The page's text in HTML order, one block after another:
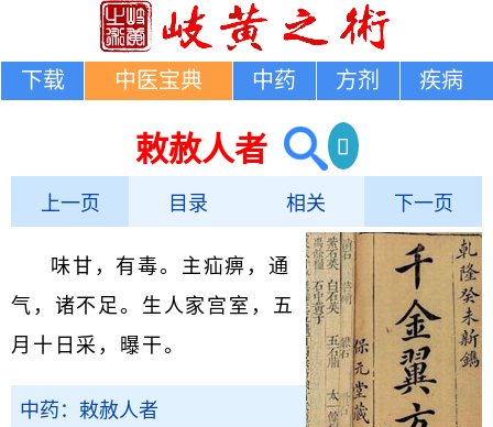
下载 中医宝典 中药 方剂 疾病
敕赦人者
上一页 目录 相关 下一页
味甘，有毒。主疝痹，通
气，诸不足。生人家宫室，五
月十日采，曝干。
中药：敕赦人者